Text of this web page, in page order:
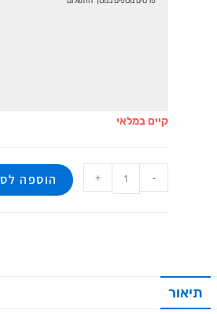
קיים במלאי
-
+ הוספה
תיאור